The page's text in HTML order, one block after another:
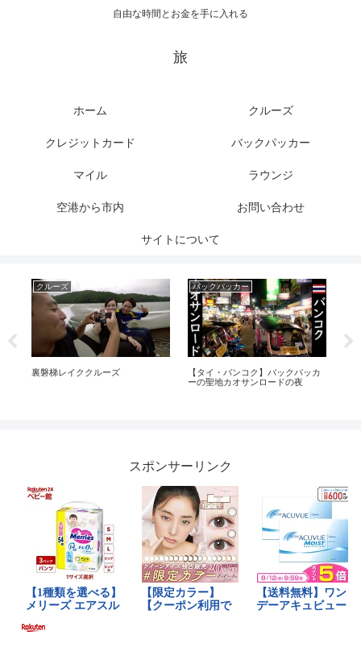
自由な時間とお金を手に入れる
旅
ホーム クルーズ
クレジットカード バックパッカー
マイル ラウンジ
空港から市内 お問い合わせ
サイトについて
クルーズ
裏磐梯レイククルーズ
バックパッカー
【タイ・バンコク】バックパッカ
ーの聖地カオサンロードの夜
スポンサーリンク